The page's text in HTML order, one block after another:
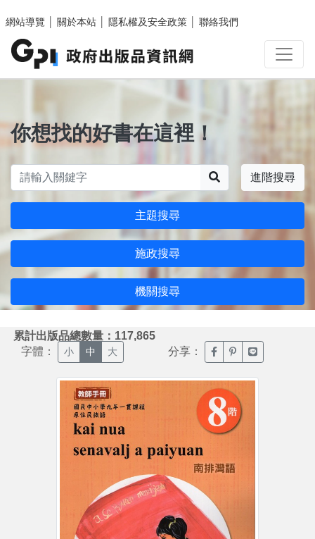
網站導覽
關於本站 隱私權及安全政策 聯絡我們
你想找的好書在這裡！
進階搜尋
主題搜尋
施政搜尋
機關搜尋
累計出版品總數量：117,865
字體： 小 中 大 分享： 臉書分享(另開新視窗)
噗浪分享(另開新
Line分享(另